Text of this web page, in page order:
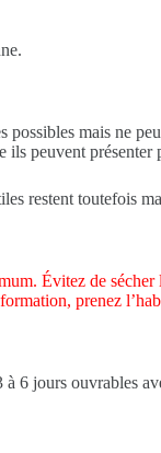
possibles mais ne
ils peuvent
restent toutefois
Évitez de sécher
prenez
à 6 jours ouvrables